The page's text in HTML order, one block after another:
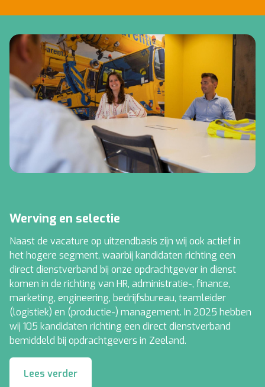
Werving en selectie
Naast de vacature op uitzendbasis zijn wij ook actief in
het hogere segment, waarbij kandidaten richting een
direct dienstverband bij onze opdrachtgever in dienst
komen in de richting van HR, administratie-, finance,
marketing, engineering, bedrijfsbureau, teamleider
(logistiek) en (productie-) management. In 2025 hebben
wij 105 kandidaten richting een direct dienstverband
bemiddeld bij opdrachtgevers in Zeeland.
Lees verder